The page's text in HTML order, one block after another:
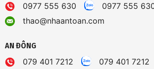
0977 555 630
0977 555
thao@nhaantoan.com
AN ĐÔNG
079 401 7212
079 401 7212